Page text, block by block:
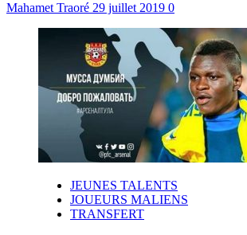
Mahamet Traoré 29 juillet 2019 0
JEUNES TALENTS
JOUEURS MALIENS
TRANSFERT